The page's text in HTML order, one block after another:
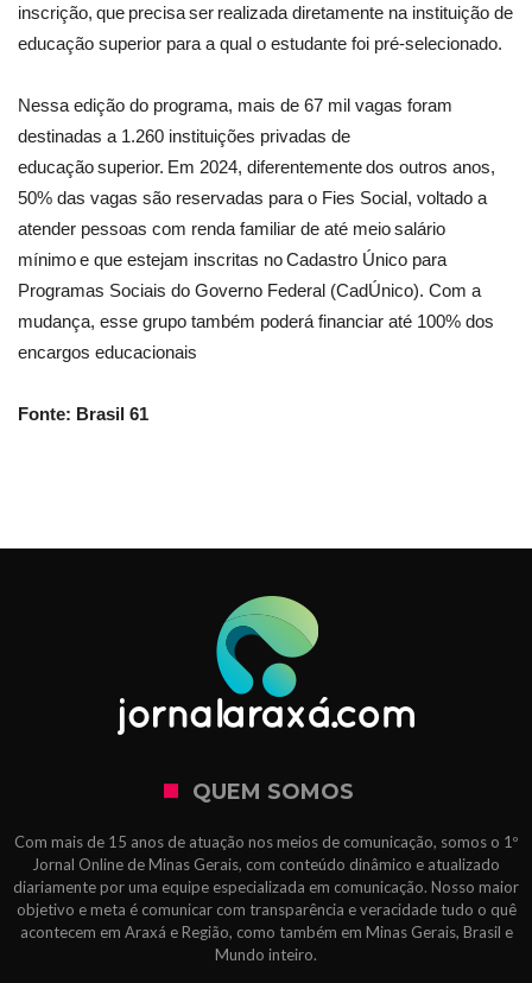
inscrição, que precisa ser realizada diretamente na instituição de
educação superior para a qual o estudante foi pré-selecionado.
Nessa edição do programa, mais de 67 mil vagas foram
destinadas a 1.260 instituições privadas de
educação superior. Em 2024, diferentemente dos outros anos,
50% das vagas são reservadas para o Fies Social, voltado a
atender pessoas com renda familiar de até meio salário
mínimo e que estejam inscritas no Cadastro Único para
Programas Sociais do Governo Federal (CadÚnico). Com a
mudança, esse grupo também poderá financiar até 100% dos
encargos educacionais
Fonte: Brasil 61
QUEM SOMOS
Com mais de 15 anos de atuação nos meios de comunicação, somos o 1º
Jornal Online de Minas Gerais, com conteúdo dinâmico e atualizado
diariamente por uma equipe especializada em comunicação. Nosso maior
objetivo e meta é comunicar com transparência e veracidade tudo o quê
acontecem em Araxá e Região, como também em Minas Gerais, Brasil e
Mundo inteiro.